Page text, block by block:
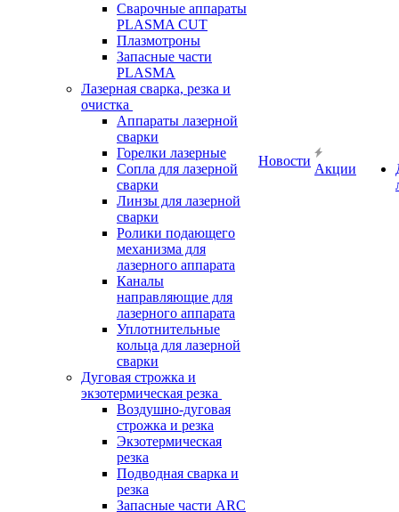
Сварочные аппараты
PLASMA CUT
Плазмотроны
Запасные части
PLASMA
Лазерная сварка, резка и
очистка
Аппараты лазерной
сварки
Горелки лазерные
Сопла для лазерной
сварки
Линзы для лазерной
сварки
Ролики подающего
механизма для
лазерного аппарата
Каналы
направляющие для
лазерного аппарата
Уплотнительные
кольца для лазерной
сварки
Дуговая строжка и
экзотермическая резка
Воздушно-дуговая
строжка и резка
Экзотермическая
резка
Подводная сварка и
резка
Запасные части ARC
Новости
Акции